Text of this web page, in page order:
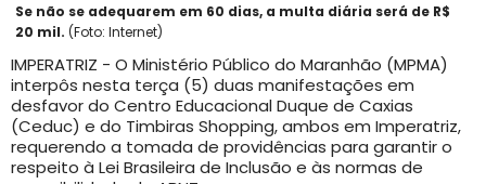
Se não se adequarem em 60 dias, a multa diária será de R$
20 mil. (Foto: Internet)
IMPERATRIZ - O Ministério Público do Maranhão (MPMA)
interpôs nesta terça (5) duas manifestações em
desfavor do Centro Educacional Duque de Caxias
(Ceduc) e do Timbiras Shopping, ambos em Imperatriz,
requerendo a tomada de providências para garantir o
respeito à Lei Brasileira de Inclusão e às normas de